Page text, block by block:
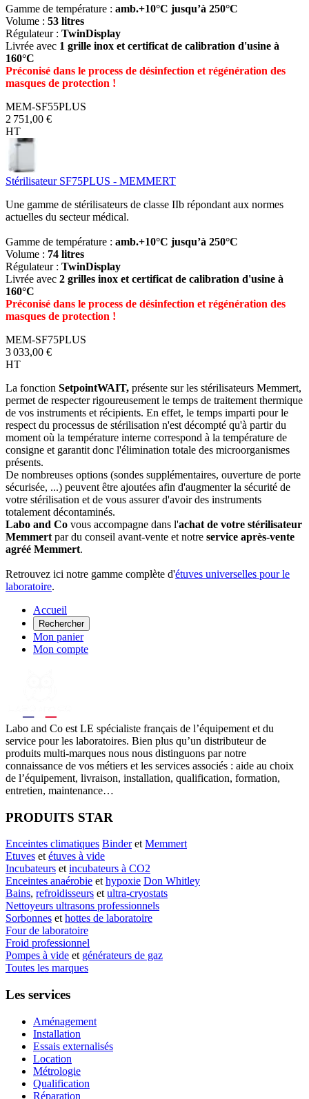
Gamme de température : amb.+10°C jusqu’à 250°C
Volume : 53 litres
Régulateur : TwinDisplay
Livrée avec 1 grille inox et certificat de calibration d'usine à
160°C
Préconisé dans le process de désinfection et régénération des
masques de protection !
MEM-SF55PLUS
2 751,00 €
HT
Stérilisateur SF75PLUS - MEMMERT
Une gamme de stérilisateurs de classe IIb répondant aux normes
actuelles du secteur médical.
Gamme de température : amb.+10°C jusqu’à 250°C
Volume : 74 litres
Régulateur : TwinDisplay
Livrée avec 2 grilles inox et certificat de calibration d'usine à
160°C
Préconisé dans le process de désinfection et régénération des
masques de protection !
MEM-SF75PLUS
3 033,00 €
HT
La fonction SetpointWAIT, présente sur les stérilisateurs Memmert,
permet de respecter rigoureusement le temps de traitement thermique
de vos instruments et récipients. En effet, le temps imparti pour le
respect du processus de stérilisation n'est décompté qu'à partir du
moment où la température interne correspond à la température de
consigne et garantit donc l'élimination totale des microorganismes
présents.
De nombreuses options (sondes supplémentaires, ouverture de porte
sécurisée, ...) peuvent être ajoutées afin d'augmenter la sécurité de
votre stérilisation et de vous assurer d'avoir des instruments
totalement décontaminés.
Labo and Co vous accompagne dans l'achat de votre stérilisateur
Memmert par du conseil avant-vente et notre service après-vente
agréé Memmert.
Retrouvez ici notre gamme complète d'étuves universelles pour le
laboratoire.
Accueil
Rechercher
Mon panier
Mon compte
Labo and Co est LE spécialiste français de l’équipement et du
service pour les laboratoires. Bien plus qu’un distributeur de
produits multi-marques nous nous distinguons par notre
connaissance de vos métiers et les services associés : aide au choix
de l’équipement, livraison, installation, qualification, formation,
entretien, maintenance…
PRODUITS STAR
Enceintes climatiques Binderet Memmert
Etuves et étuves à vide
Incubateurs et incubateurs à CO2
Enceintes anaérobie et hypoxie Don Whitley
Bains, refroidisseurs et ultra-cryostats
Nettoyeurs ultrasons professionnels
Sorbonnes et hottes de laboratoire
Four de laboratoire
Froid professionnel
Pompes à vide et générateurs de gaz
Toutes les marques
Les services
Aménagement
Installation
Essais externalisés
Location
Métrologie
Qualification
Réparation